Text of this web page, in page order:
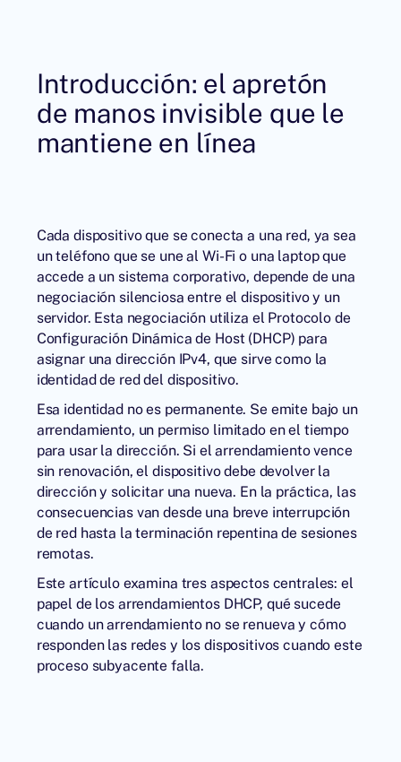
Introducción: el apretón
de manos invisible que le
mantiene en línea
Cada dispositivo que se conecta a una red, ya sea
un teléfono que se une al Wi-Fi o una laptop que
accede a un sistema corporativo, depende de una
negociación silenciosa entre el dispositivo y un
servidor. Esta negociación utiliza el Protocolo de
Configuración Dinámica de Host (DHCP) para
asignar una dirección IPv4, que sirve como la
identidad de red del dispositivo.
Esa identidad no es permanente. Se emite bajo un
arrendamiento, un permiso limitado en el tiempo
para usar la dirección. Si el arrendamiento vence
sin renovación, el dispositivo debe devolver la
dirección y solicitar una nueva. En la práctica, las
consecuencias van desde una breve interrupción
de red hasta la terminación repentina de sesiones
remotas.
Este artículo examina tres aspectos centrales: el
papel de los arrendamientos DHCP, qué sucede
cuando un arrendamiento no se renueva y cómo
responden las redes y los dispositivos cuando este
proceso subyacente falla.